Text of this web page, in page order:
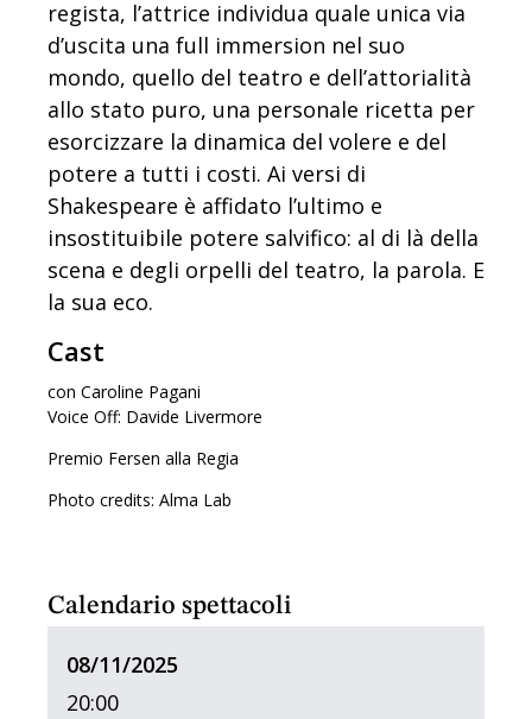
regista, l’attrice individua quale unica via
d’uscita una full immersion nel suo
mondo, quello del teatro e dell’attorialità
allo stato puro, una personale ricetta per
esorcizzare la dinamica del volere e del
potere a tutti i costi. Ai versi di
Shakespeare è affidato l’ultimo e
insostituibile potere salvifico: al di là della
scena e degli orpelli del teatro, la parola. E
la sua eco.
Cast
con Caroline Pagani
Voice Off: Davide Livermore
Premio Fersen alla Regia
Photo credits: Alma Lab
Calendario spettacoli
08/11/2025
20:00